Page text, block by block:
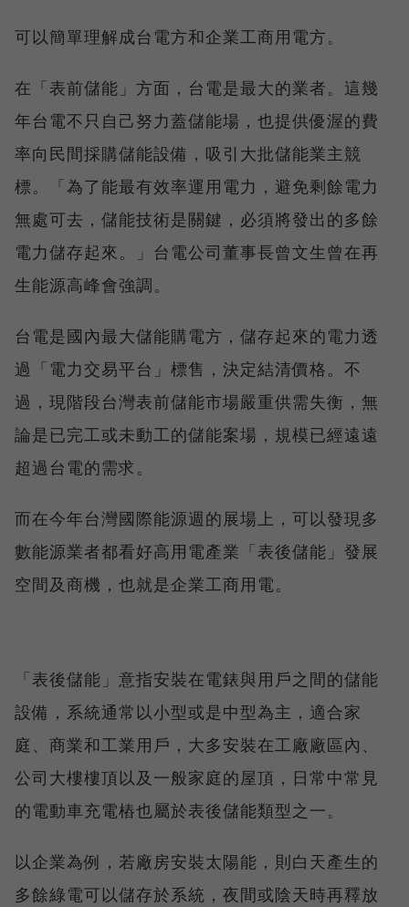
可以簡單理解成台電方和企業工商用電方。
在「表前儲能」方面，台電是最大的業者。這幾
年台電不只自己努力蓋儲能場，也提供優渥的費
率向民間採購儲能設備，吸引大批儲能業主競
標。「為了能最有效率運用電力，避免剩餘電力
無處可去，儲能技術是關鍵，必須將發出的多餘
電力儲存起來。」台電公司董事長曾文生曾在再
生能源高峰會強調。
台電是國內最大儲能購電方，儲存起來的電力透
過「電力交易平台」標售，決定結清價格。不
過，現階段台灣表前儲能市場嚴重供需失衡，無
論是已完工或未動工的儲能案場，規模已經遠遠
超過台電的需求。
而在今年台灣國際能源週的展場上，可以發現多
數能源業者都看好高用電產業「表後儲能」發展
空間及商機，也就是企業工商用電。
「表後儲能」意指安裝在電錶與用戶之間的儲能
設備，系統通常以小型或是中型為主，適合家
庭、商業和工業用戶，大多安裝在工廠廠區內、
公司大樓樓頂以及一般家庭的屋頂，日常中常見
的電動車充電樁也屬於表後儲能類型之一。
以企業為例，若廠房安裝太陽能，則白天產生的
多餘綠電可以儲存於系統，夜間或陰天時再釋放